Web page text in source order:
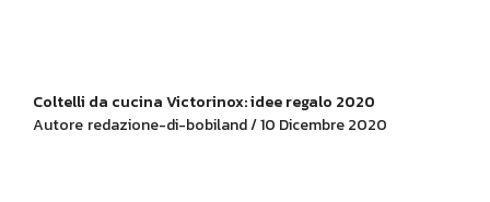
Coltelli da cucina Victorinox: idee regalo 2020
Autore redazione-di-bobiland / 10 Dicembre 2020